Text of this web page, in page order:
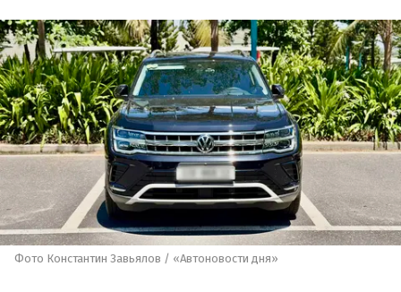
Фото Константин Завьялов / «Автоновости дня»